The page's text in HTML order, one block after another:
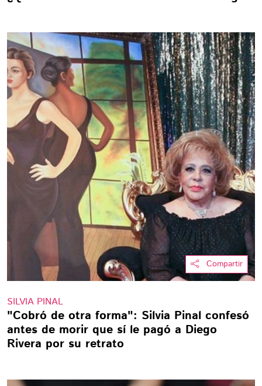
Compartir
SILVIA PINAL
"Cobró de otra forma": Silvia Pinal confesó
antes de morir que sí le pagó a Diego
Rivera por su retrato